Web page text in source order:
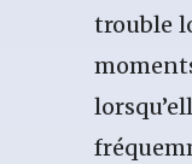
trouble